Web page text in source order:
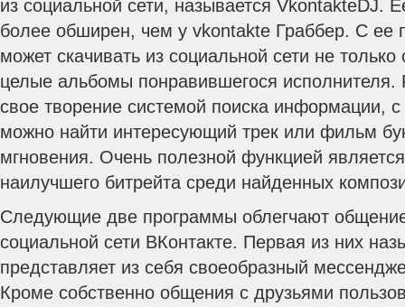
из социальной сети, называется VkontakteDJ.
более обширен, чем у vkontakte Граббер. С ее
может скачивать из социальной сети не
целые альбомы понравившегося исполнителя.
свое творение системой поиска информации,
можно найти интересующий трек или фильм
мгновения. Очень полезной функцией
наилучшего битрейта среди найденных
Следующие две программы облегчают
социальной сети ВКонтакте. Первая из них
представляет из себя своеобразный
Кроме собственно общения с друзьями